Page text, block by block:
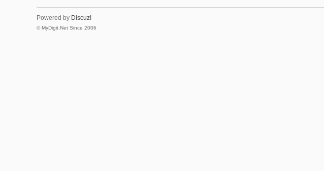
Powered by Discuz!
© MyDigit.Net Since 2006